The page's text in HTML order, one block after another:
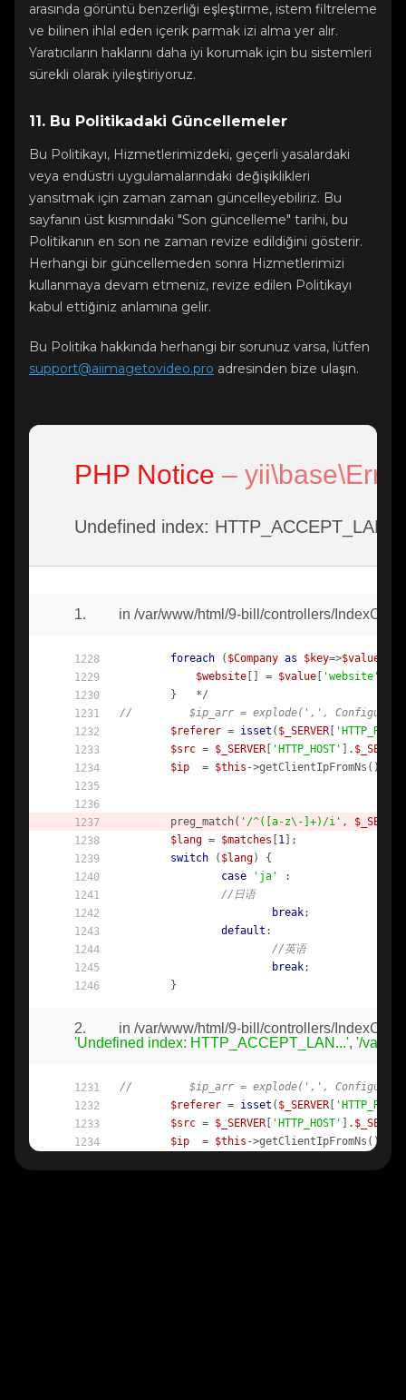
arasında görüntü benzerliği eşleştirme, istem filtreleme
ve bilinen ihlal eden içerik parmak izi alma yer alır.
Yaratıcıların haklarını daha iyi korumak için bu sistemleri
sürekli olarak iyileştiriyoruz.
11. Bu Politikadaki Güncellemeler
Bu Politikayı, Hizmetlerimizdeki, geçerli yasalardaki
veya endüstri uygulamalarındaki değişiklikleri
yansıtmak için zaman zaman güncelleyebiliriz. Bu
sayfanın üst kısmındaki "Son güncelleme" tarihi, bu
Politikanın en son ne zaman revize edildiğini gösterir.
Herhangi bir güncellemeden sonra Hizmetlerimizi
kullanmaya devam etmeniz, revize edilen Politikayı
kabul ettiğiniz anlamına gelir.
Bu Politika hakkında herhangi bir sorunuz varsa, lütfen
support@aiimagetovideo.pro adresinden bize ulaşın.